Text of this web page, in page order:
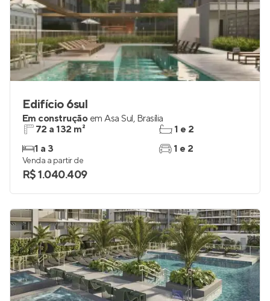
Edifício 6sul
Em construção em Asa Sul, Brasília
72 a 132 m²
1 a 3
1 e 2
1 e 2
Venda a partir de
R$ 1.040.409